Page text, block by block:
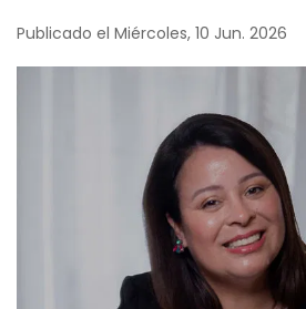
Publicado el Miércoles, 10 Jun. 2026